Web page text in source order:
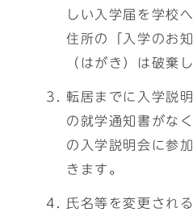
しい入学届を学校
住所の「入学のお
（はがき）は破棄
転居までに入学説
の就学通知書がな
の入学説明会に参
きます。
氏名等を変更され